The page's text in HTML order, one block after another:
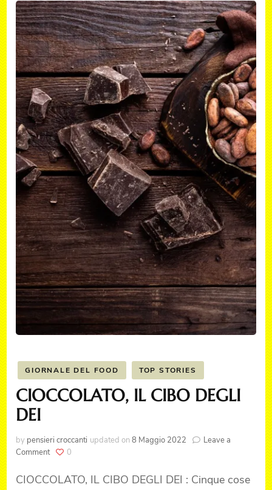
GIORNALE DEL FOOD TOP STORIES
CIOCCOLATO, IL CIBO DEGLI
DEI
by pensieri croccanti updated on8 Maggio 2022
Leave a
Commenton
IL
0
CIOCCOLATO, IL CIBO DEGLI DEI : Cinque cose